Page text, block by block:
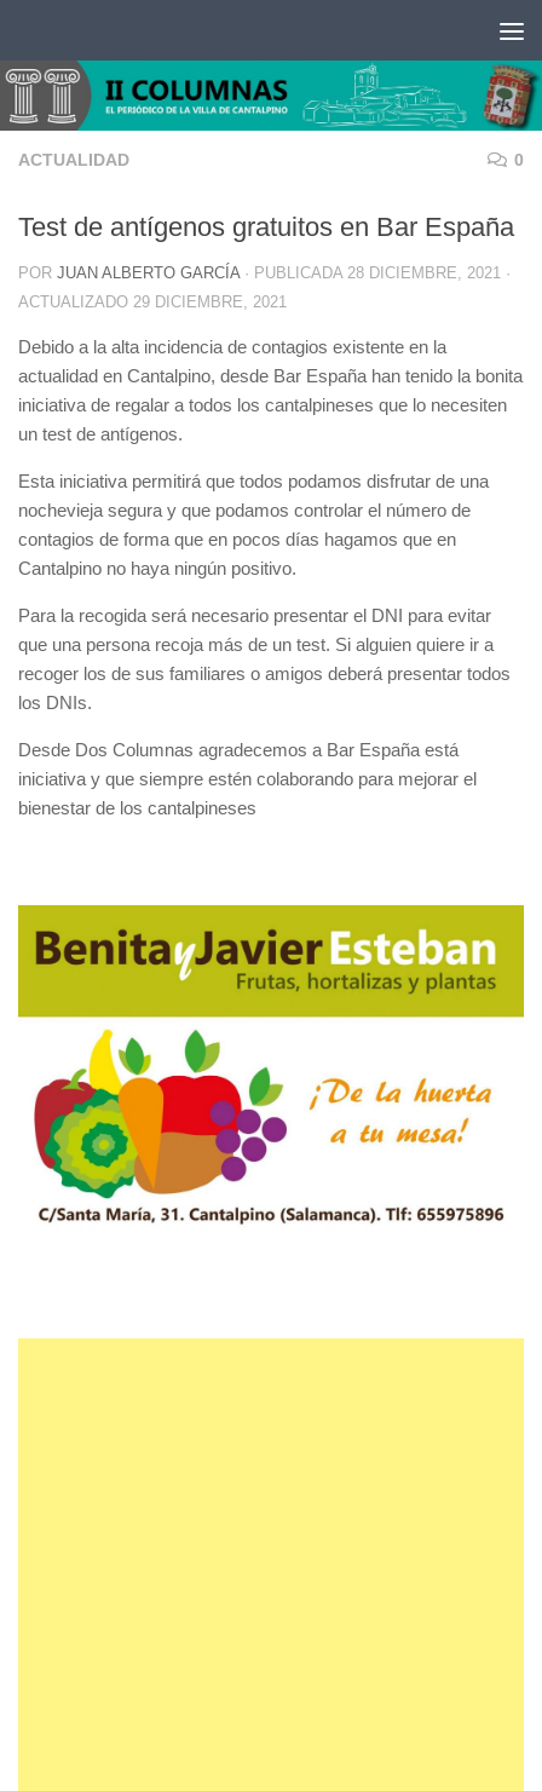
ACTUALIDAD 0
Test de antígenos gratuitos en Bar España
POR JUAN ALBERTO GARCÍA · PUBLICADA 28 DICIEMBRE, 2021 ·
ACTUALIZADO 29 DICIEMBRE, 2021
Debido a la alta incidencia de contagios existente en la
actualidad en Cantalpino, desde Bar España han tenido la bonita
iniciativa de regalar a todos los cantalpineses que lo necesiten
un test de antígenos.
Esta iniciativa permitirá que todos podamos disfrutar de una
nochevieja segura y que podamos controlar el número de
contagios de forma que en pocos días hagamos que en
Cantalpino no haya ningún positivo.
Para la recogida será necesario presentar el DNI para evitar
que una persona recoja más de un test. Si alguien quiere ir a
recoger los de sus familiares o amigos deberá presentar todos
los DNIs.
Desde Dos Columnas agradecemos a Bar España está
iniciativa y que siempre estén colaborando para mejorar el
bienestar de los cantalpineses